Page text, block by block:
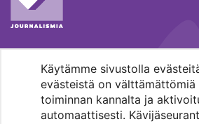
Käytämme sivustolla
evästeistä on välttämättömiä
toiminnan kannalta ja
automaattisesti.
MENOHAKU